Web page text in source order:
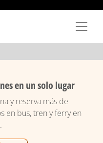
en un solo lugar
y reserva más de
en bus, tren y ferry en